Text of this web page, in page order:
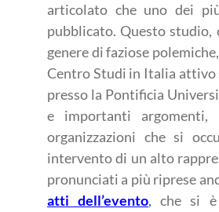
articolato che uno dei
pubblicato. Questo
genere di faziose
Centro Studi in Italia attivo
presso la Pontificia
e importanti argomenti,
organizzazioni che si
intervento di un alto
pronunciati a più riprese
atti dell’evento, che si è